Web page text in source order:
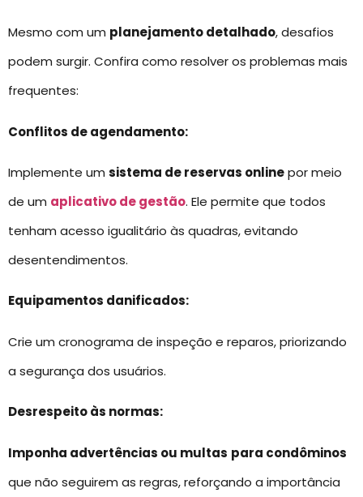
Mesmo com um planejamento detalhado, desafios
podem surgir. Confira como resolver os problemas mais
frequentes:
Conflitos de agendamento:
Implemente um sistema de reservas onlinepor meio
de um aplicativo de gestão. Ele permite que todos
tenham acesso igualitário às quadras, evitando
desentendimentos.
Equipamentos danificados:
Crie um cronograma de inspeção e reparos, priorizando
a segurança dos usuários.
Desrespeito às normas:
Imponha advertências ou multas para condôminos
que não seguirem as regras, reforçando a importância